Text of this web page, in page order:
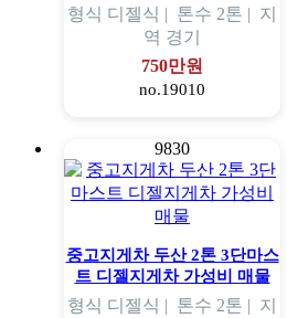
형식 디젤식 | 톤수 2톤 | 지
역 경기
750만원
no.19010
9830
중고지게차 두산 2톤 3단마스
트 디젤지게차 가성비 매물
형식 디젤식 | 톤수 2톤 | 지